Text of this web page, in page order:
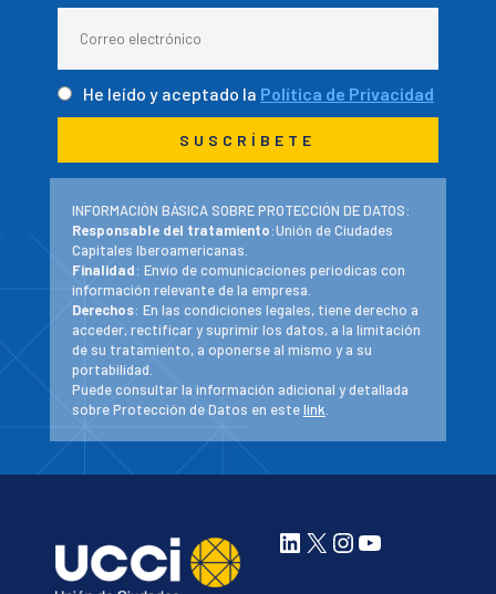
He leído y aceptado la Política de Privacidad
INFORMACIÓN BÁSICA SOBRE PROTECCIÓN DE DATOS:
Responsable del tratamiento:Unión de Ciudades
Capitales Iberoamericanas.
Finalidad: Envío de comunicaciones periodicas con
información relevante de la empresa.
Derechos: En las condiciones legales, tiene derecho a
acceder, rectificar y suprimir los datos, a la limitación
de su tratamiento, a oponerse al mismo y a su
portabilidad.
Puede consultar la información adicional y detallada
sobre Protección de Datos en estelink
LinkedIn
X Instagram
YouTube